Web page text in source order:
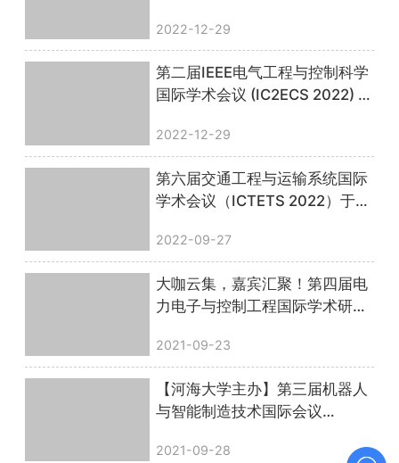
2022-12-29
第二届IEEE电气工程与控制科学
国际学术会议 (IC2ECS 2022) 顺
2022-12-29
第六届交通工程与运输系统国际
学术会议（ICTETS 2022）于线
2022-09-27
大咖云集，嘉宾汇聚！第四届电
力电子与控制工程国际学术研讨
2021-09-23
【河海大学主办】第三届机器人
与智能制造技术国际会议
2021-09-28